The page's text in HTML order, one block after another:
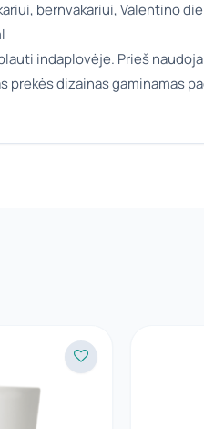
bernvakariui, Valentino
indaplovėje. Prieš
prekės dizainas gaminamas